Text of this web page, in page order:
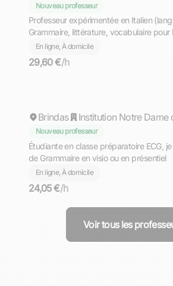
Nouveau professeur
Professeur expérimentée en Italien
Grammaire, littérature, vocabulaire pour
de conversation-
En ligne, À domicile
29,60 €/h
Brindas Institution Notre Dame
Nouveau professeur
Étudiante en classe préparatoire ECG,
de Grammaire en visio ou en présentiel
En ligne, À domicile
24,05 €/h
Voir tous les